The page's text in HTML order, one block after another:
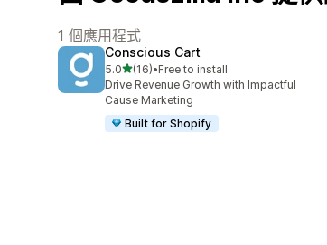
1 個應用程式
Conscious Cart
5.0滿分 5 顆星
(16)
共有 16 則評價
•Free to install
Drive Revenue Growth with Impactful
Cause Marketing
Built for Shopify